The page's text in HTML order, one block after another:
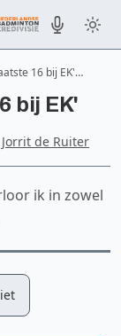
16 bij EK'…
bij EK'
Jorrit de Ruiter
ik in zowel